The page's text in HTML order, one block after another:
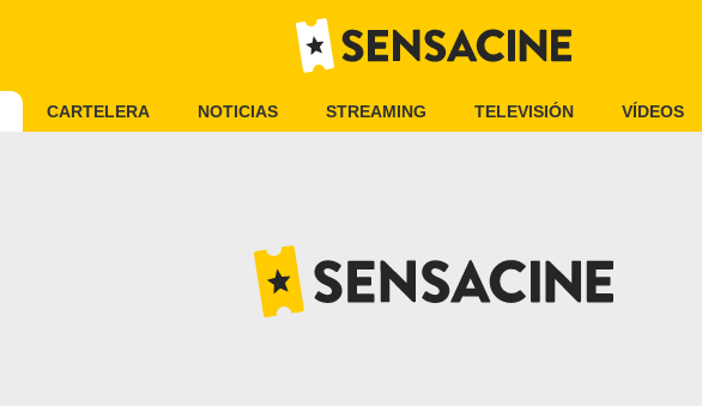
CARTELERA NOTICIAS STREAMING TELEVISIÓN VÍDEOS